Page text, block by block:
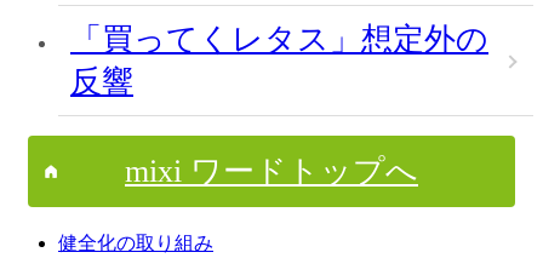
「買ってくレタス」想定外の
反響
mixi ワードトップへ
健全化の取り組み